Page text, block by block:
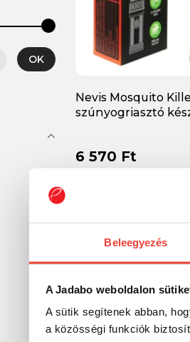
Beleegyezés
A Jadabo weboldalon
A sütik segítenek abban,
a közösségi funkciók
OK
Nevis Mosquito
szúnyogriasztó
6 570 Ft